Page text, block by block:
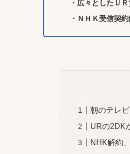
・広々としたＵ
・ＮＨＫ受信契
朝のテレ
URの2DK
NHK解約